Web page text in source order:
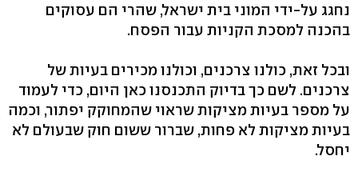
נחגג על-ידי המוני בית ישראל, שהרי הם עסוקים
בהכנה למסכת הקניות עבור הפסח.
ובכל זאת, כולנו צרכנים, וכולנו מכירים בעיות של
צרכנים. לשם כך בדיוק התכנסנו כאן היום, כדי לעמוד
על מספר בעיות מציקות שראוי שהמחוקק יפתור, וכמה
בעיות מציקות לא פחות, שברור ששום חוק שבעולם לא
יחסל.